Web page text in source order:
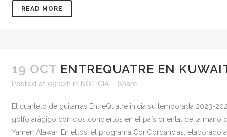
READ MORE
19 OCT ENTREQUATRE EN
Posted at 09:02h in NOTICIA Share
El cuarteto de guitarras EntreQuatre inicia su temporada 2023-
golfo arágigo con dos conciertos en el país oriental de la mano
Yamen Alawar. En ellos, el programa ConCordancias, elaborado